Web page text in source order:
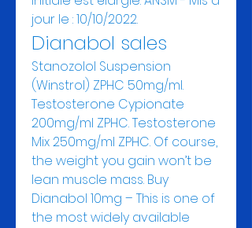
jour le : 10/10/2022.
Dianabol sales
Stanozolol Suspension
(Winstrol) ZPHC 50mg/ml.
Testosterone Cypionate
200mg/ml ZPHC. Testosterone
Mix 250mg/ml ZPHC. Of course,
the weight you gain won’t be
lean muscle mass. Buy
Dianabol 10mg – This is one of
the most widely available